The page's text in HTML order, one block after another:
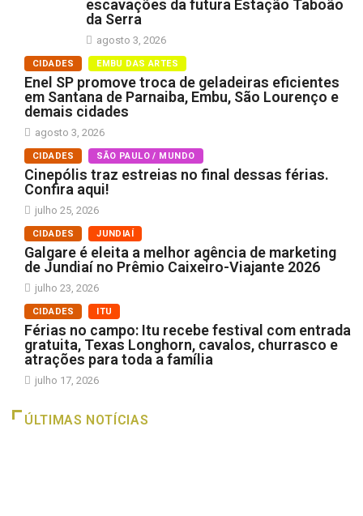
escavações da futura Estação Taboão
da Serra
agosto 3, 2026
CIDADES EMBU DAS ARTES
Enel SP promove troca de geladeiras eficientes
em Santana de Parnaiba, Embu, São Lourenço e
demais cidades
agosto 3, 2026
CIDADES SÃO PAULO / MUNDO
Cinepólis traz estreias no final dessas férias.
Confira aqui!
julho 25, 2026
CIDADES JUNDIAÍ
Galgare é eleita a melhor agência de marketing
de Jundiaí no Prêmio Caixeiro-Viajante 2026
julho 23, 2026
CIDADES ITU
Férias no campo: Itu recebe festival com entrada
gratuita, Texas Longhorn, cavalos, churrasco e
atrações para toda a família
julho 17, 2026
ÚLTIMAS NOTÍCIAS